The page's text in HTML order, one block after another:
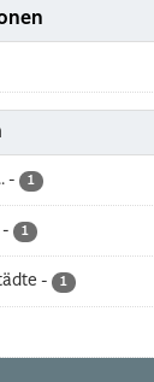
- 1
- 1
- 1